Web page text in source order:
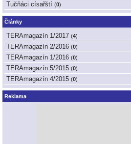
Tučňáci císařští (0)
Články
TERAmagazín 1/2017 (4)
TERAmagazín 2/2016 (0)
TERAmagazín 1/2016 (0)
TERAmagazín 5/2015 (0)
TERAmagazín 4/2015 (0)
Reklama